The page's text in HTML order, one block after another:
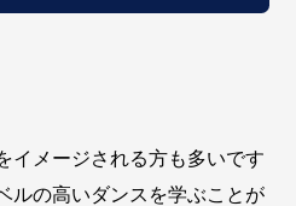
イメージされる方も多いです
ルの高いダンスを学ぶことが